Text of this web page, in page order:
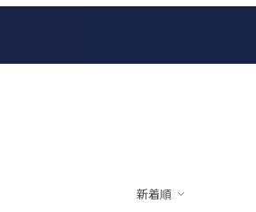
お気に入りブランド
新着順